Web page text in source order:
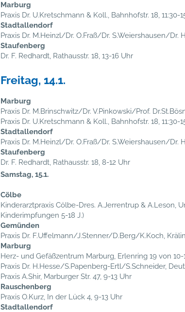
Marburg
Praxis Dr. U.Kretschmann & Koll., Bahnhofstr. 18, 11:30-
Stadtallendorf
Praxis Dr. M.Heinzl/Dr. O.Fraß/Dr. S.Weiershausen/Dr.
Staufenberg
Dr. F. Redhardt, Rathausstr. 18, 13-16 Uhr
Freitag, 14.1.
Marburg
Praxis Dr. M.Brinschwitz/Dr. V.Pinkowski/Prof.
Praxis Dr. U.Kretschmann & Koll., Bahnhofstr. 18, 11:30-
Stadtallendorf
Praxis Dr. M.Heinzl/Dr. O.Fraß/Dr. S.Weiershausen/Dr.
Staufenberg
Dr. F. Redhardt, Rathausstr. 18, 8-12 Uhr
Samstag, 15.1.
Cölbe
Kinderarztpraxis Cölbe-Dres. A.Jerrentrup & A.Leson,
Kinderimpfungen 5-18 J.)
Gemünden
Praxis Dr. F.Uffelmann/J.Stenner/D.Berg/K.Koch,
Marburg
Herz- und Gefäßzentrum Marburg, Erlenring 19 von 10-
Praxis Dr. H.Hesse/S.Papenberg-Ertl/S.Schneider,
Praxis A.Shir, Marburger Str. 47, 9-13 Uhr
Rauschenberg
Praxis O.Kurz, In der Lück 4, 9-13 Uhr
Stadtallendorf